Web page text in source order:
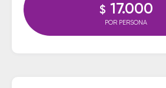
$ 17.000
POR PERSONA